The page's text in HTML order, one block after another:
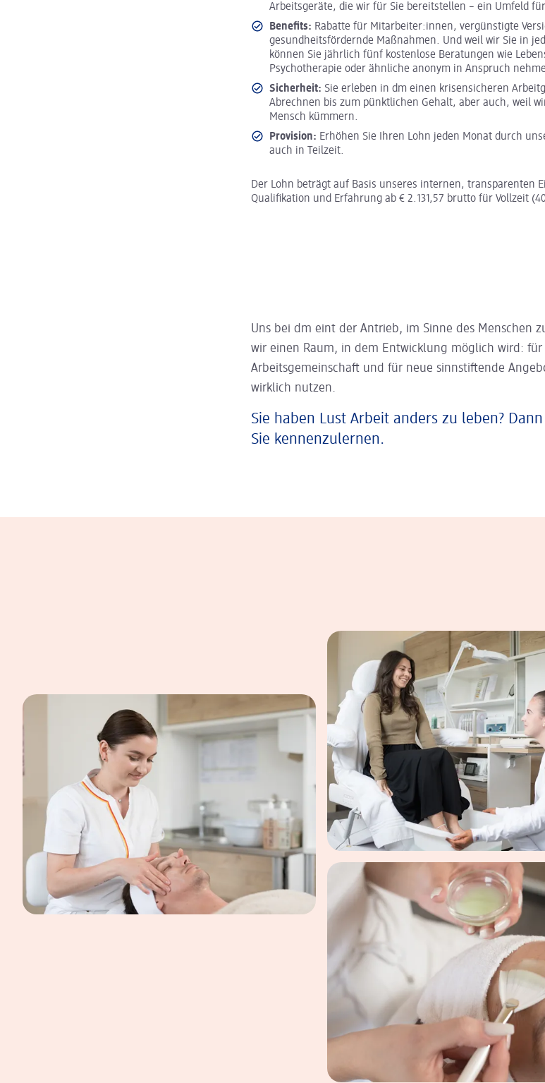
Arbeitsgeräte, die wir für Sie bereitstellen – ein Umfeld
Benefits: Rabatte für Mitarbeiter:innen, vergünstigte
gesundheitsfördernde Maßnahmen. Und weil wir Sie in
können Sie jährlich fünf kostenlose Beratungen wie
Psychotherapie oder ähnliche anonym in Anspruch
Sicherheit: Sie erleben in dm einen krisensicheren
Abrechnen bis zum pünktlichen Gehalt, aber auch, weil
Mensch kümmern.
Provision: Erhöhen Sie Ihren Lohn jeden Monat durch
auch in Teilzeit.
Der Lohn beträgt auf Basis unseres internen, transparenten
Qualifikation und Erfahrung ab € 2.131,57 brutto für Vollzeit
Uns bei dm eint der Antrieb, im Sinne des Menschen
wir einen Raum, in dem Entwicklung möglich wird: für
Arbeitsgemeinschaft und für neue sinnstiftende
wirklich nutzen.
Sie haben Lust Arbeit anders zu leben?
Sie kennenzulernen.
In einer Bildergalerie sind verschiedene Bilder dargestellt.